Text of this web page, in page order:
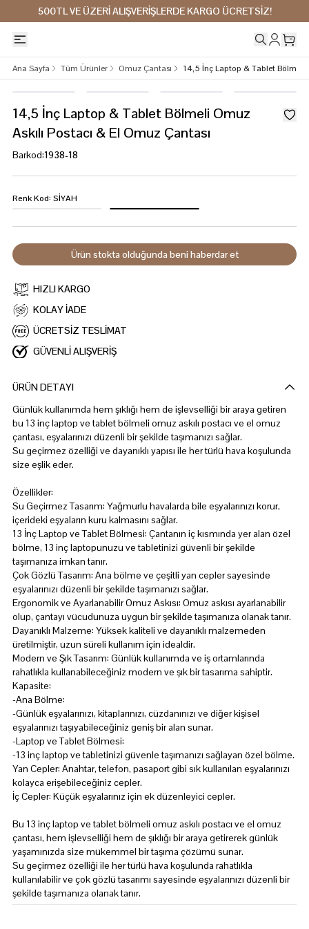
500TL VE ÜZERİ ALIŞVERİŞLERDE KARGO ÜCRETSİZ!
Ana Sayfa Tüm Ürünler Omuz Çantası 14,5 İnç Laptop & Tablet Bölmeli
14,5 İnç Laptop & Tablet Bölmeli Omuz
Askılı Postacı & El Omuz Çantası
Barkod:1938-18
Renk Kod: SİYAH
Ürün stokta olduğunda beni haberdar et
HIZLI KARGO
KOLAY İADE
ÜCRETSİZ TESLİMAT
GÜVENLİ ALIŞVERİŞ
ÜRÜN DETAYI
Günlük kullanımda hem şıklığı hem de işlevselliği bir araya getiren
bu 13 inç laptop ve tablet bölmeli omuz askılı postacı ve el omuz
çantası, eşyalarınızı düzenli bir şekilde taşımanızı sağlar.
Su geçirmez özelliği ve dayanıklı yapısı ile her türlü hava koşulunda
size eşlik eder.
Özellikler:
Su Geçirmez Tasarım: Yağmurlu havalarda bile eşyalarınızı korur,
içerideki eşyaların kuru kalmasını sağlar.
13 İnç Laptop ve Tablet Bölmesi: Çantanın iç kısmında yer alan özel
bölme, 13 inç laptopunuzu ve tabletinizi güvenli bir şekilde
taşımanıza imkan tanır.
Çok Gözlü Tasarım: Ana bölme ve çeşitli yan cepler sayesinde
eşyalarınızı düzenli bir şekilde taşımanızı sağlar.
Ergonomik ve Ayarlanabilir Omuz Askısı: Omuz askısı ayarlanabilir
olup, çantayı vücudunuza uygun bir şekilde taşımanıza olanak tanır.
Dayanıklı Malzeme: Yüksek kaliteli ve dayanıklı malzemeden
üretilmiştir, uzun süreli kullanım için idealdir.
Modern ve Şık Tasarım: Günlük kullanımda ve iş ortamlarında
rahatlıkla kullanabileceğiniz modern ve şık bir tasarıma sahiptir.
Kapasite:
-Ana Bölme:
-Günlük eşyalarınızı, kitaplarınızı, cüzdanınızı ve diğer kişisel
eşyalarınızı taşıyabileceğiniz geniş bir alan sunar.
-Laptop ve Tablet Bölmesi:
-13 inç laptop ve tabletinizi güvenle taşımanızı sağlayan özel bölme.
Yan Cepler: Anahtar, telefon, pasaport gibi sık kullanılan eşyalarınızı
kolayca erişebileceğiniz cepler.
İç Cepler: Küçük eşyalarınız için ek düzenleyici cepler.
Bu 13 inç laptop ve tablet bölmeli omuz askılı postacı ve el omuz
çantası, hem işlevselliği hem de şıklığı bir araya getirerek günlük
yaşamınızda size mükemmel bir taşıma çözümü sunar.
Su geçirmez özelliği ile her türlü hava koşulunda rahatlıkla
kullanılabilir ve çok gözlü tasarımı sayesinde eşyalarınızı düzenli bir
şekilde taşımanıza olanak tanır.